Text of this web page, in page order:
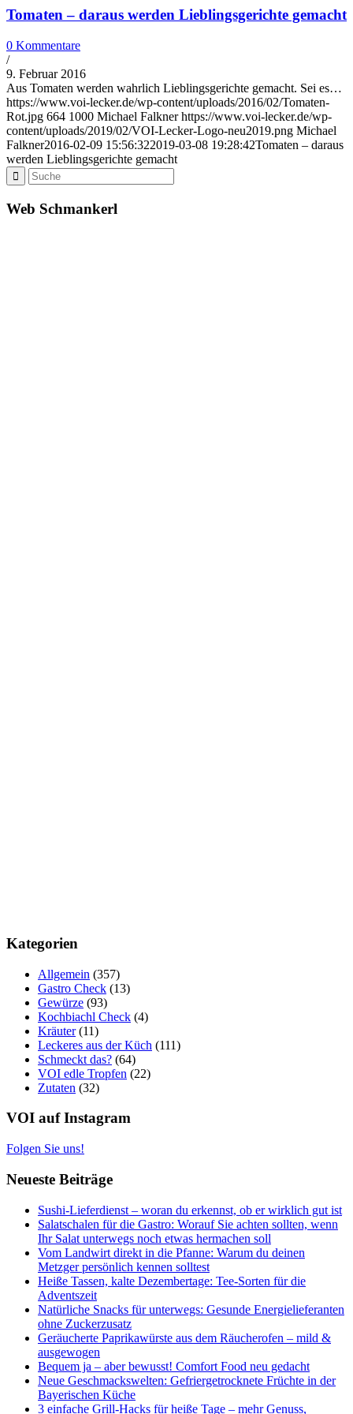
Tomaten – daraus werden Lieblingsgerichte gemacht
0 Kommentare
/
9. Februar 2016
Aus Tomaten werden wahrlich Lieblingsgerichte gemacht. Sei es…
https://www.voi-lecker.de/wp-content/uploads/2016/02/Tomaten-
Rot.jpg 664 1000 Michael Falkner https://www.voi-lecker.de/wp-
content/uploads/2019/02/VOI-Lecker-Logo-neu2019.png Michael
Falkner2016-02-09 15:56:322019-03-08 19:28:42Tomaten – daraus
werden Lieblingsgerichte gemacht
Web Schmankerl
Kategorien
Allgemein (357)
Gastro Check (13)
Gewürze (93)
Kochbiachl Check (4)
Kräuter(11)
Leckeres aus der Küch (111)
Schmeckt das? (64)
VOI edle Tropfen (22)
Zutaten (32)
VOI auf Instagram
Folgen Sie uns!
Neueste Beiträge
Sushi-Lieferdienst – woran du erkennst, ob er wirklich gut ist
Salatschalen für die Gastro: Worauf Sie achten sollten, wenn
Ihr Salat unterwegs noch etwas hermachen soll
Vom Landwirt direkt in die Pfanne: Warum du deinen
Metzger persönlich kennen solltest
Heiße Tassen, kalte Dezembertage: Tee-Sorten für die
Adventszeit
Natürliche Snacks für unterwegs: Gesunde Energielieferanten
ohne Zuckerzusatz
Geräucherte Paprikawürste aus dem Räucherofen – mild &
ausgewogen
Bequem ja – aber bewusst! Comfort Food neu gedacht
Neue Geschmackswelten: Gefriergetrocknete Früchte in der
Bayerischen Küche
3 einfache Grill-Hacks für heiße Tage – mehr Genuss,